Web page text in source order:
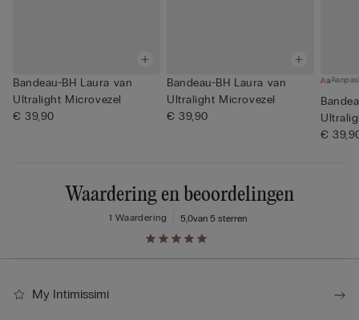
Bandeau-BH Laura van
Ultralight Microvezel
€ 39,90
Bandeau-BH Laura van
Ultralight Microvezel
€ 39,90
€
Waardering en beoordelingen
5,0van 5 sterren
1 Waardering
My Intimissimi